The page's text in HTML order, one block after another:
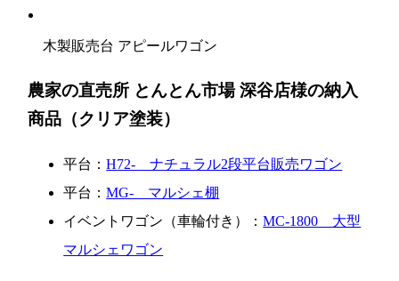
木製販売台 アピールワゴン
農家の直売所 とんとん市場 深谷店様の納入
商品（クリア塗装）
平台：H72- ナチュラル2段平台販売ワゴン
平台：MG- マルシェ棚
イベントワゴン（車輪付き）：MC-1800 大型
マルシェワゴン